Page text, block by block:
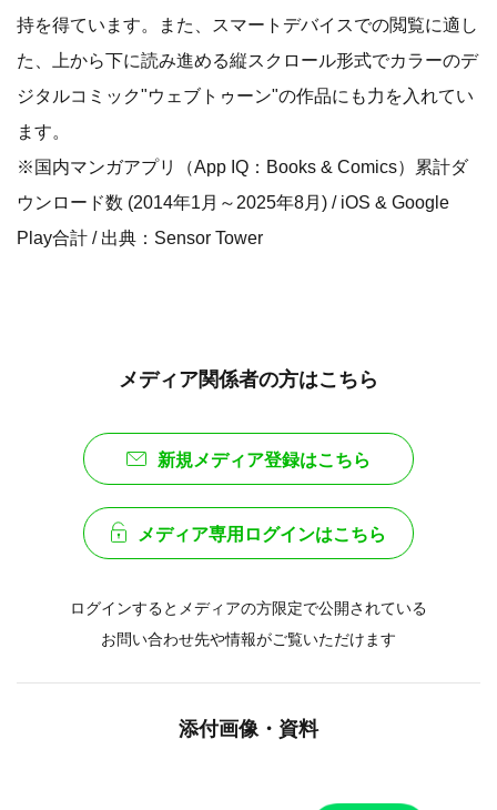
持を得ています。また、スマートデバイスでの閲覧に適し
た、上から下に読み進める縦スクロール形式でカラーのデ
ジタルコミック"ウェブトゥーン"の作品にも力を入れてい
ます。
※国内マンガアプリ（App IQ：Books & Comics）累計ダ
ウンロード数 (2014年1月～2025年8月) / iOS & Google
Play合計 / 出典：Sensor Tower
メディア関係者の方はこちら
新規メディア登録はこちら
メディア専用ログインはこちら
ログインするとメディアの方限定で公開されている
お問い合わせ先や情報がご覧いただけます
添付画像・資料